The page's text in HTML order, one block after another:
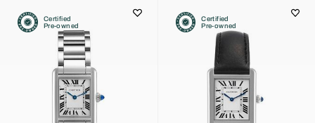
Certified
Pre-owned
Certified
Pre-owned